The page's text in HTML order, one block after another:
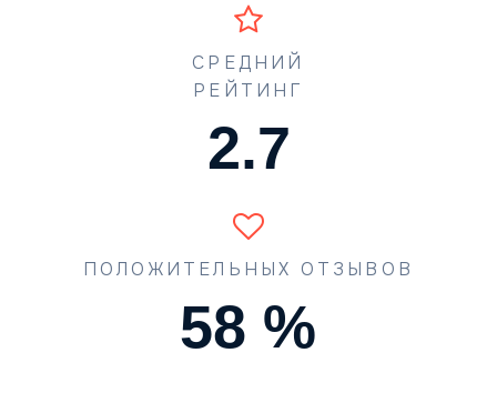
СРЕДНИЙ
РЕЙТИНГ
4.2
ПОЛОЖИТЕЛЬНЫХ ОТЗЫВОВ
90 %